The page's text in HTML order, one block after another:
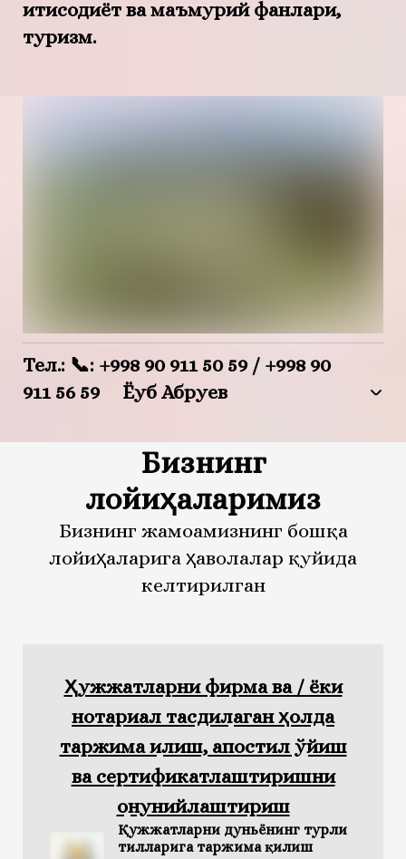
иқтисодиёт ва маъмурий фанлари,
туризм.
Teл.: 📞: +998 90 911 50 59 / +998 90
911 56 59 Ёқуб Абруев
Бизнинг
лойиҳаларимиз
Бизнинг жамоамизнинг бошқа
лойиҳаларига ҳаволалар қуйида
келтирилган
Ҳужжатларни фирма ва / ёки
нотариал тасдиқлаган ҳолда
таржима қилиш, апостил қўйиш
ва сертификатлаштиришни
қонунийлаштириш
Қужжатларни дуньёнинг турли
тилларига таржима қилиш